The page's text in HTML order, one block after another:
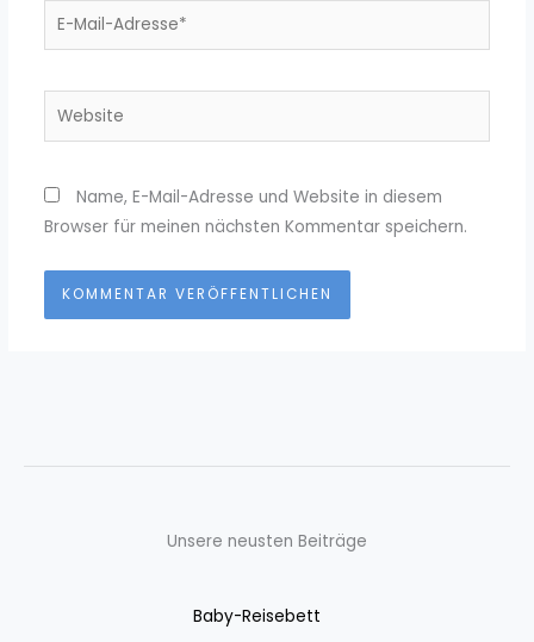
E-
Mail-
Website
Name, E-Mail-Adresse und Website in diesem
Browser für meinen nächsten Kommentar speichern.
Unsere neusten Beiträge
Baby-Reisebett